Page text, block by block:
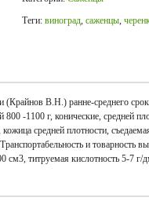
Теги:виноград,саженцы,
В.Н.) ранне-среднего
-1100 г, конические, средней
средней плотности,
и товарность
см3, титруемая кислотность 5-7